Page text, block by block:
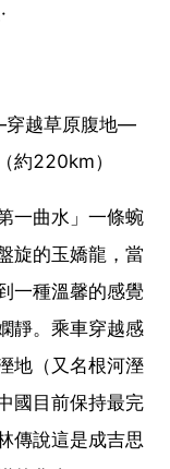
越草原腹地—
220km）
一曲水」一條蜿
旋的玉嬌龍，當
一種溫馨的感覺
靜。乘車穿越感
地（又名根河溼
國目前保持最完
傳說這是成吉思